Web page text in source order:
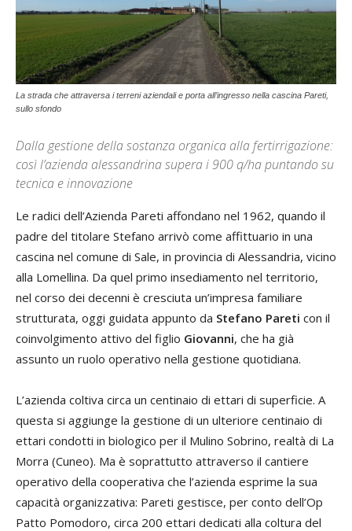
La strada che attraversa i terreni aziendali e porta all’ingresso nella cascina Pareti,
sullo sfondo
Dalla gestione della sostanza organica alla fertirrigazione:
così l’azienda alessandrina supera i 900 q/ha puntando su
tecnica e innovazione
Le radici dell’Azienda Pareti affondano nel 1962, quando il
padre del titolare Stefano arrivò come affittuario in una
cascina nel comune di Sale, in provincia di Alessandria, vicino
alla Lomellina. Da quel primo insediamento nel territorio,
nel corso dei decenni è cresciuta un’impresa familiare
strutturata, oggi guidata appunto da Stefano Pareti con il
coinvolgimento attivo del figlio Giovanni, che ha già
assunto un ruolo operativo nella gestione quotidiana.
L’azienda coltiva circa un centinaio di ettari di superficie. A
questa si aggiunge la gestione di un ulteriore centinaio di
ettari condotti in biologico per il Mulino Sobrino, realtà di La
Morra (Cuneo). Ma è soprattutto attraverso il cantiere
operativo della cooperativa che l’azienda esprime la sua
capacità organizzativa: Pareti gestisce, per conto dell’Op
Patto Pomodoro, circa 200 ettari dedicati alla coltura del